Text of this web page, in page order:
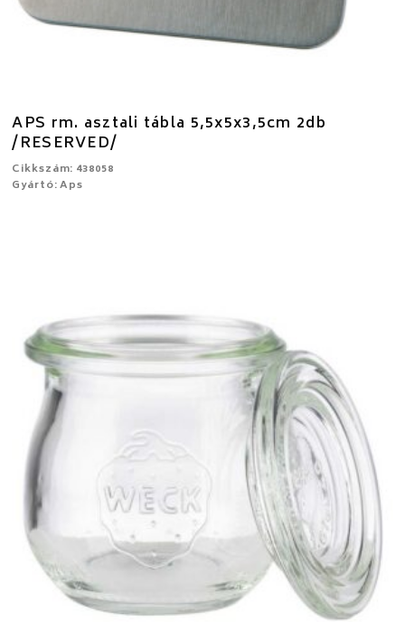
APS rm. asztali tábla 5,5x5x3,5cm 2db
/RESERVED/
Cikkszám: 438058
Gyártó: Aps